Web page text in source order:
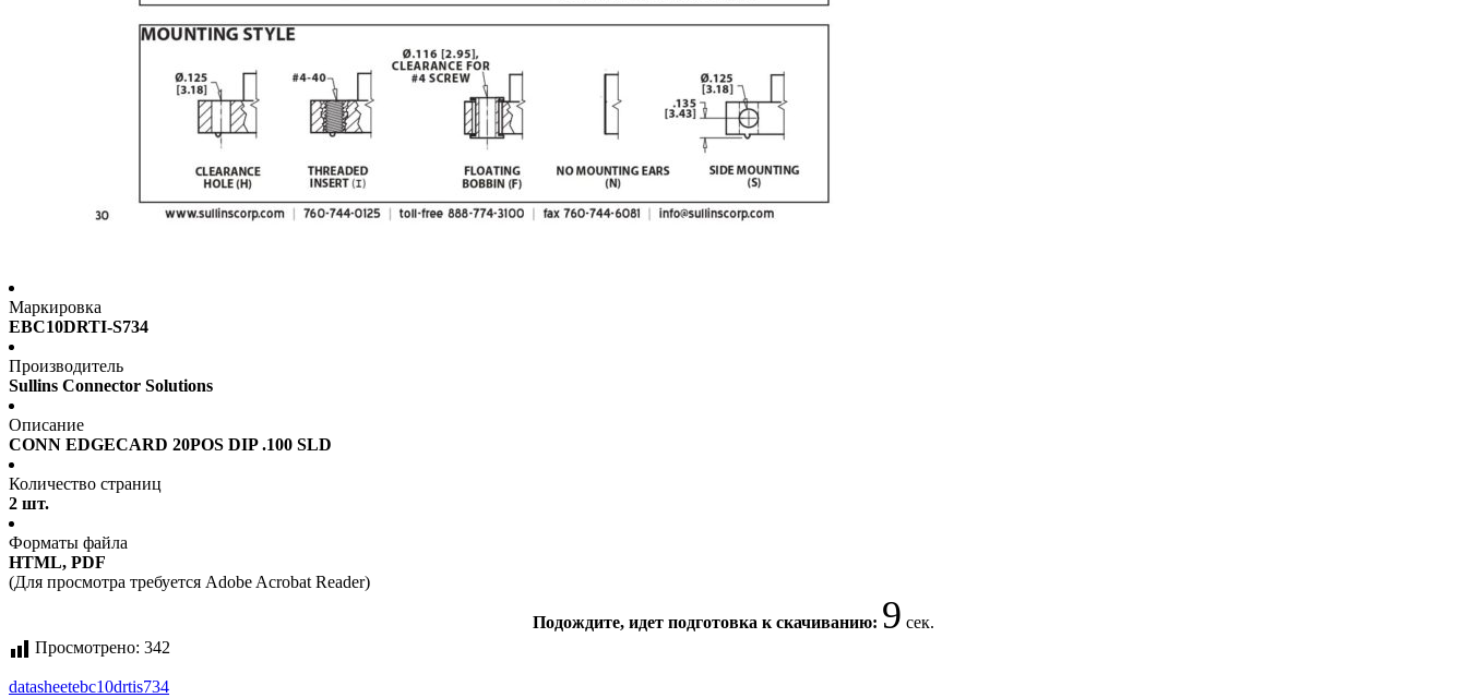
Маркировка
EBC10DRTI-S734
Производитель
Sullins Connector Solutions
Описание
CONN EDGECARD 20POS DIP .100 SLD
Количество страниц
2 шт.
Форматы файла
HTML, PDF
(Для просмотра требуется Adobe Acrobat Reader)
Подождите, идет подготовка к скачиванию: 8 сек.
Просмотрено: 342
datasheetebc10drtis734